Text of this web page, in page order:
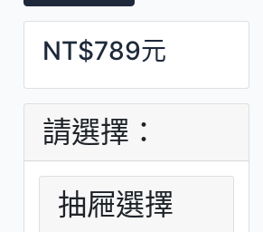
NT$789元
請選擇：
抽屜選擇